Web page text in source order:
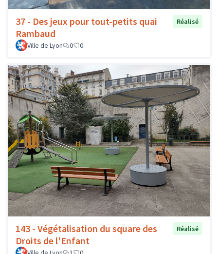
37 - Des jeux pour tout-petits quai
Rambaud
Réalisé
Ville de Lyon 0 0
143 - Végétalisation du square des
Droits de l'Enfant
Réalisé